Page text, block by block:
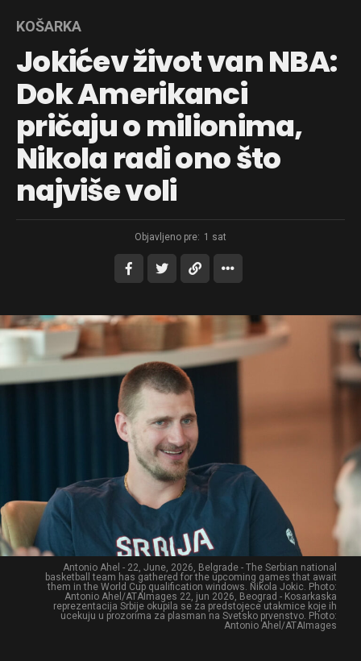
KOŠARKA
Jokićev život van NBA:
Dok Amerikanci
pričaju o milionima,
Nikola radi ono što
najviše voli
Objavljeno pre: 1 sat
Antonio Ahel - 22, June, 2026, Belgrade - The Serbian national
basketball team has gathered for the upcoming games that await
them in the World Cup qualification windows. Nikola Jokic. Photo:
Antonio Ahel/ATAImages 22, jun 2026, Beograd - Kosarkaska
reprezentacija Srbije okupila se za predstojece utakmice koje ih
ucekuju u prozorima za plasman na Svetsko prvenstvo. Photo:
Antonio Ahel/ATAImages